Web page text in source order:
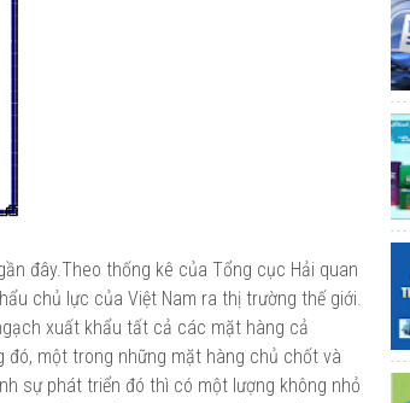
đây.Theo thống kê của Tổng cục Hải quan
chủ lực của Việt Nam ra thị trường thế giới.
xuất khẩu tất cả các mặt hàng cả
đó, một trong những mặt hàng chủ chốt và
sự phát triển đó thì có một lượng không nhỏ